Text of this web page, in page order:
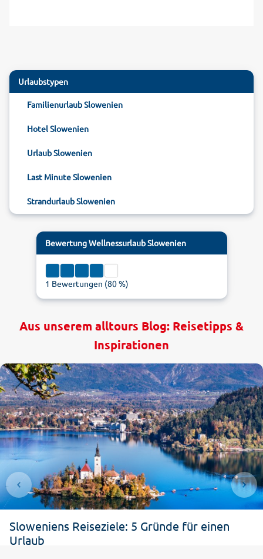
Urlaubstypen
Familienurlaub Slowenien
Hotel Slowenien
Urlaub Slowenien
Last Minute Slowenien
Strandurlaub Slowenien
BewertungWellnessurlaub Slowenien
1 Bewertungen (80%)
1
5
4
Aus unserem alltours Blog: Reisetipps &
Inspirationen
Sloweniens Reiseziele: 5 Gründe für einen
Urlaub